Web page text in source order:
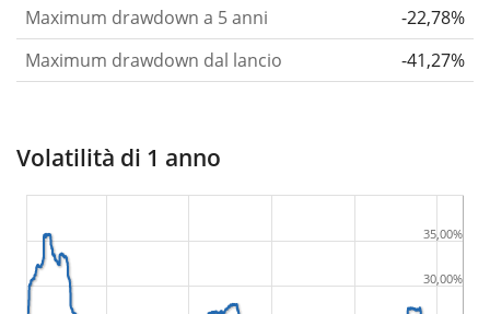
Maximum drawdown a 5 anni
-22,78%
Maximum drawdown dal lancio
-41,27%
Volatilità di 1 anno
30,00%
35,00%